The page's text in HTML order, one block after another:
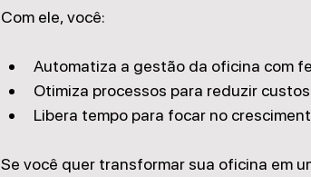
Com ele, você:
Automatiza a gestão da oficina com
Otimiza processos para reduzir
Libera tempo para focar no
Se você quer transformar sua oficina em